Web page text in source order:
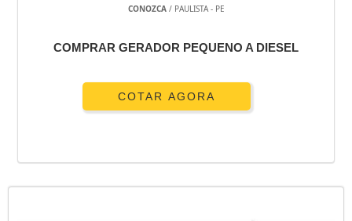
CONOZCA/ PAULISTA - PE
COMPRAR GERADOR PEQUENO A DIESEL
COTAR AGORA